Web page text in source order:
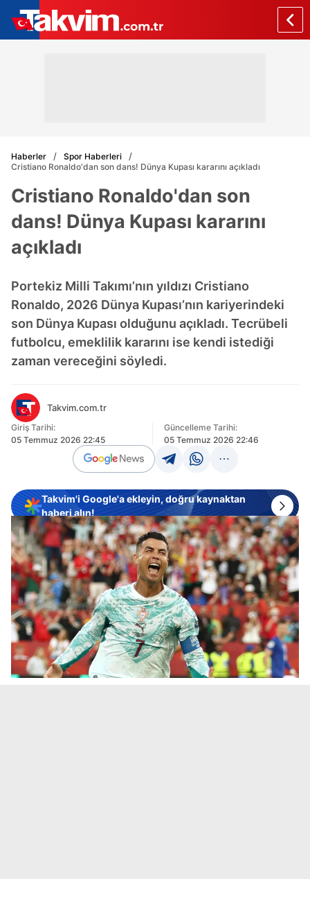
Haberler
Spor Haberleri
Cristiano Ronaldo'dan son dans! Dünya Kupası kararını açıkladı
Cristiano Ronaldo'dan son
dans! Dünya Kupası kararını
açıkladı
Portekiz Milli Takımı’nın yıldızı Cristiano
Ronaldo, 2026 Dünya Kupası’nın kariyerindeki
son Dünya Kupası olduğunu açıkladı. Tecrübeli
futbolcu, emeklilik kararını ise kendi istediği
zaman vereceğini söyledi.
Takvim.com.tr
Giriş Tarihi:
05 Temmuz 2026 22:45
Güncelleme Tarihi:
05 Temmuz 2026 22:46
Takvim'i Google'a ekleyin, doğru kaynaktan
haberi alın!